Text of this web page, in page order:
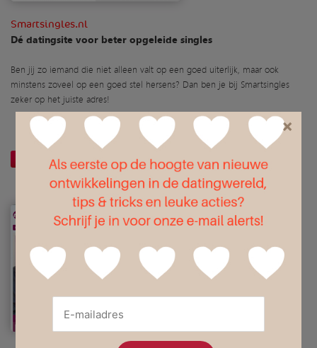
Smartsingles.nl
Dé datingsite voor beter opgeleide singles
Ben jij zo iemand die niet alleen valt op een goed uiterlijk, maar ook
minstens zoveel op een goed stel hersens? Dan ben je bij Smartsingles
zeker op het juiste adres!
Website openen Meer informatie
×